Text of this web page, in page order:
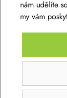
Zeptat se v
Přidejte
nám udělíte
my vám